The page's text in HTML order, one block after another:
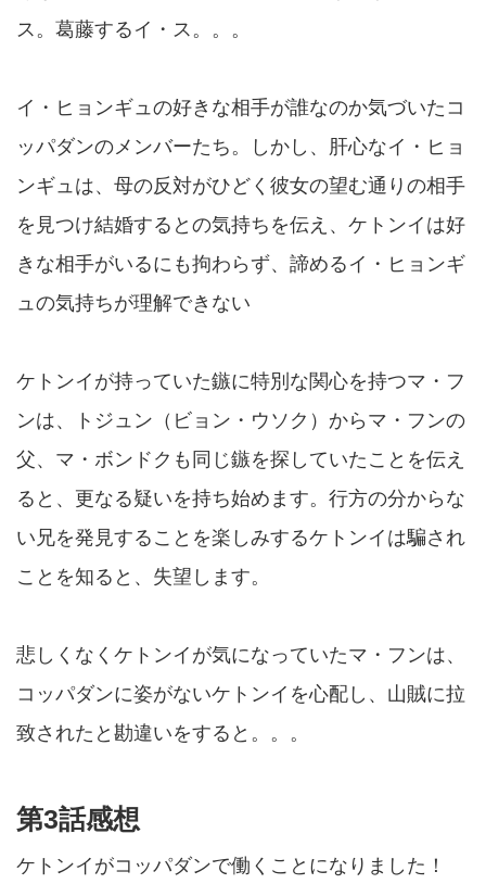
ス。葛藤するイ・ス。。。
イ・ヒョンギュの好きな相手が誰なのか気づいたコ
ッパダンのメンバーたち。しかし、肝心なイ・ヒョ
ンギュは、母の反対がひどく彼女の望む通りの相手
を見つけ結婚するとの気持ちを伝え、ケトンイは好
きな相手がいるにも拘わらず、諦めるイ・ヒョンギ
ュの気持ちが理解できない
ケトンイが持っていた鏃に特別な関心を持つマ・フ
ンは、トジュン（ビョン・ウソク）からマ・フンの
父、マ・ボンドクも同じ鏃を探していたことを伝え
ると、更なる疑いを持ち始めます。行方の分からな
い兄を発見することを楽しみするケトンイは騙され
ことを知ると、失望します。
悲しくなくケトンイが気になっていたマ・フンは、
コッパダンに姿がないケトンイを心配し、山賊に拉
致されたと勘違いをすると。。。
第3話感想
ケトンイがコッパダンで働くことになりました！